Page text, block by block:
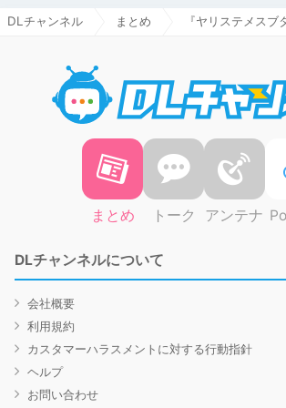
DLチャンネル まとめ 『ヤリステメス
まとめ トーク アンテナ
DLチャンネルについて
会社概要
利用規約
カスタマーハラスメントに対する行動指針
ヘルプ
お問い合わせ